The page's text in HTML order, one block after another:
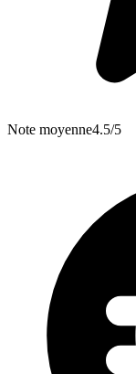
Note moyenne4.5/5